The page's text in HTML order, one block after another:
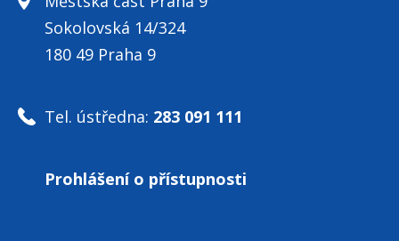
Sokolovská 14/324
180 49 Praha 9
Tel. ústředna: 283 091 111
Prohlášení o přístupnosti